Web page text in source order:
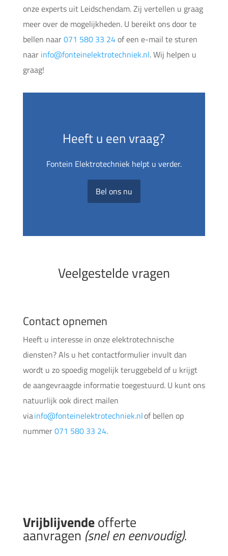
onze experts uit Leidschendam. Zij vertellen u graag
meer over de mogelijkheden. U bereikt ons door te
bellen naar071 580 33 24of een e-mail te sturen
naar info@fonteinelektrotechniek.nl. Wij helpen u
graag!
Heeft u een vraag?
Fontein Elektrotechniek helpt u verder.
Bel ons nu
Veelgestelde vragen
Contact opnemen
Heeft u interesse in onze elektrotechnische
diensten?Als u het contactformulier invult dan
wordt u zo spoedig mogelijk teruggebeld of u krijgt
de aangevraagde informatie toegestuurd. U kunt ons
natuurlijk ook direct mailen
viainfo@fonteinelektrotechniek.nlof bellen op
nummer071 580 33 24.
Vrijblijvendeofferte
aanvragen (snel en eenvoudig).